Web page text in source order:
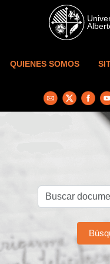
Skip to main content
QUIENES SOMOS